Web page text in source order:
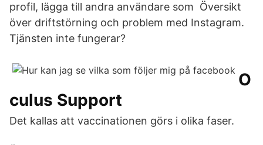
profil, lägga till andra användare som Översikt
över driftstörning och problem med Instagram.
Tjänsten inte fungerar?
O
culus Support
Det kallas att vaccinationen görs i olika faser.